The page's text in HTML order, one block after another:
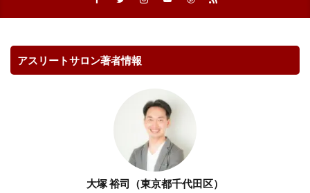
アスリートサロン著者情報
大塚 裕司（東京都千代田区）